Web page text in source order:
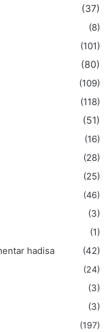
(37)
(8)
(101)
(80)
(109)
(118)
(51)
(16)
(28)
(25)
(46)
(3)
(1)
hadisa
(42)
(24)
(3)
(3)
(197)